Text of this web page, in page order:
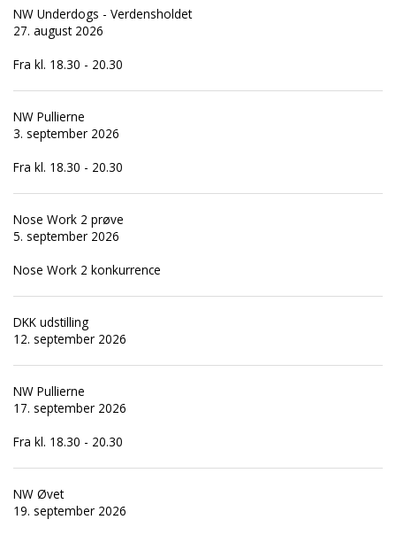
NW Underdogs - Verdensholdet
27. august 2026
Fra kl. 18.30 - 20.30
NW Pullierne
3. september 2026
Fra kl. 18.30 - 20.30
Nose Work 2 prøve
5. september 2026
Nose Work 2 konkurrence
DKK udstilling
12. september 2026
NW Pullierne
17. september 2026
Fra kl. 18.30 - 20.30
NW Øvet
19. september 2026